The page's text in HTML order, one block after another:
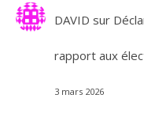
DAVID sur
rapport aux
3 mars 2026